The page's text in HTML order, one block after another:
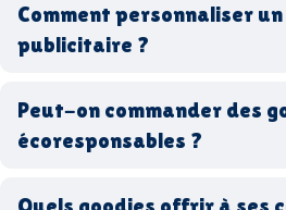
stylos personnalisés
tote
gourdes réutilisables
France Made in Europe
Comment personnaliser
publicitaire ?
Peut-on commander des
écoresponsables ?
Quels goodies offrir à ses